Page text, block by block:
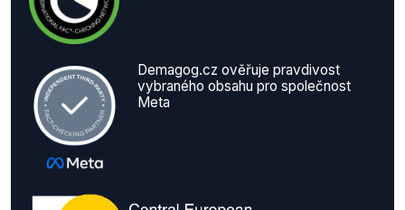
Demagog.cz ověřuje pravdivost
vybraného obsahu pro společnost
Meta